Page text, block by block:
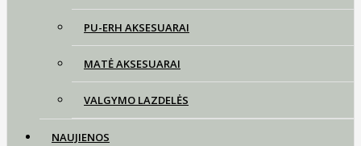
PU-ERH AKSESUARAI
MATĖ AKSESUARAI
VALGYMO LAZDELĖS
NAUJIENOS